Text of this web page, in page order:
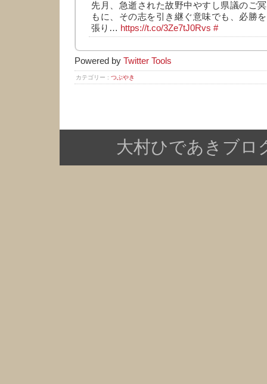
先月、急逝された故野中やすし県議のご
もに、その志を引き継ぐ意味でも、必勝
張り… https://t.co/3Ze7tJ0Rvs #
Powered by Twitter Tools
カテゴリー : つぶやき
大村ひであきブロ